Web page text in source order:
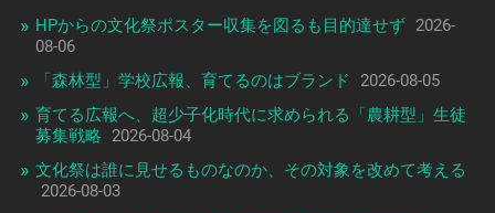
HPからの文化祭ポスター収集を図るも目的達せず 2026-
08-06
「森林型」学校広報、育てるのはブランド
2026-08-05
育てる広報へ、超少子化時代に求められる「農耕型」生徒
募集戦略
2026-08-04
文化祭は誰に見せるものなのか、その対象を改めて考える
2026-08-03